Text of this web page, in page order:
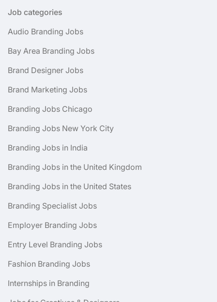
Job categories
Audio Branding Jobs
Bay Area Branding Jobs
Brand Designer Jobs
Brand Marketing Jobs
Branding Jobs Chicago
Branding Jobs New York City
Branding Jobs in India
Branding Jobs in the United Kingdom
Branding Jobs in the United States
Branding Specialist Jobs
Employer Branding Jobs
Entry Level Branding Jobs
Fashion Branding Jobs
Internships in Branding